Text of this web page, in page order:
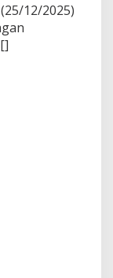
12/2025)